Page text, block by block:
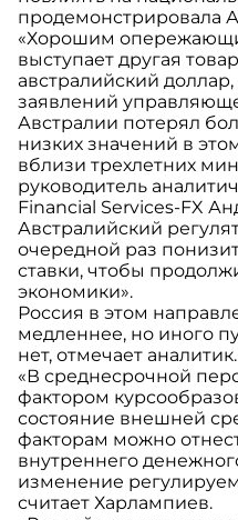
продемонстрировала
«Хорошим
выступает другая
австралийский
заявлений
Австралии потерял
низких значений в
вблизи трехлетних
руководитель
Financial Services-FX
Австралийский
очередной раз
ставки, чтобы
экономики».
Россия в этом
медленнее, но иного
нет, отмечает аналитик.
«В среднесрочной
фактором
состояние внешней
факторам можно
внутреннего
изменение
считает Харлампиев.